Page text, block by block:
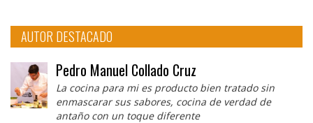
AUTOR DESTACADO
Pedro Manuel Collado Cruz
La cocina para mi es producto bien tratado sin
enmascarar sus sabores, cocina de verdad de
antaño con un toque diferente